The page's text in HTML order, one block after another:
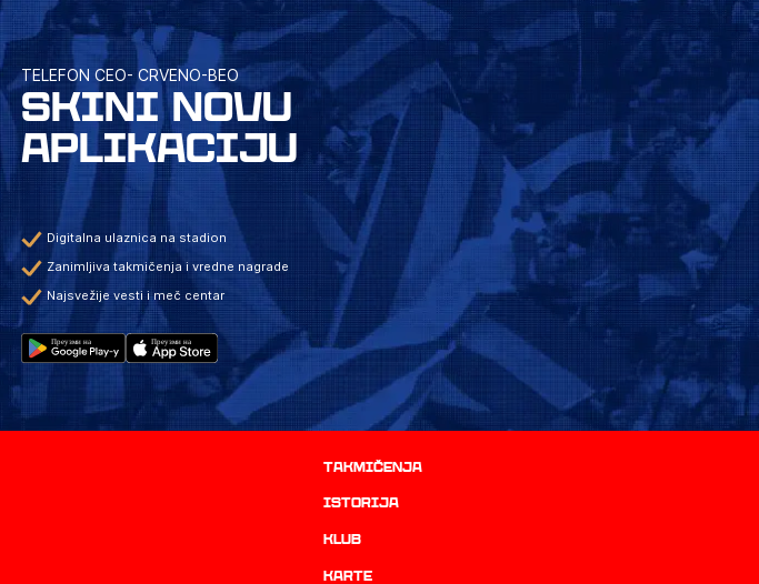
TELEFON CEO- CRVENO-BEO
SKINI NOVU
APLIKACIJU
Digitalna ulaznica na stadion
Zanimljiva takmičenja i vredne nagrade
Najsvežije vesti i meč centar
Takmičenja
istorija
Klub
Karte